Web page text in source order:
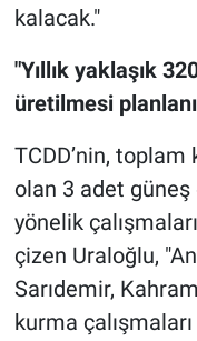
kalacak."
"Yıllık yaklaşık
üretilmesi
TCDD’nin,
olan 3 adet
yönelik
çizen Uraloğlu,
Sarıdemir,
kurma